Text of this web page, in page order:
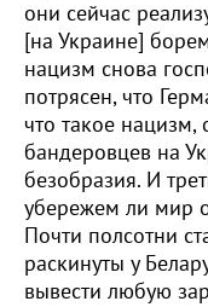
они сейчас
[на Украине]
нацизм снова
потрясен, что
что такое нацизм,
бандеровцев на
безобразия. И
убережем ли мир
Почти полсотни
раскинуты у
вывести любую